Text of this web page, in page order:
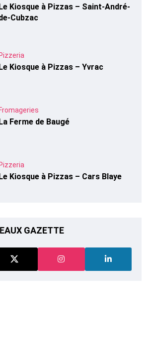
Kiosque à Pizzas – Saint-André-
Cubzac
Pizzeria
Kiosque à Pizzas – Yvrac
Fromageries
Ferme de Baugé
Pizzeria
Kiosque à Pizzas – Cars Blaye
GAZETTE